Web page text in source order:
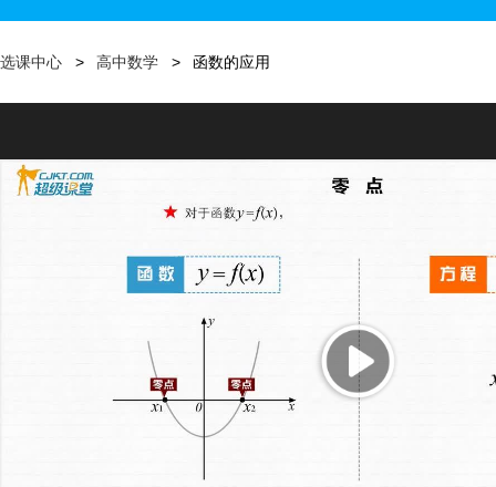
选课中心 高中数学 函数的应用